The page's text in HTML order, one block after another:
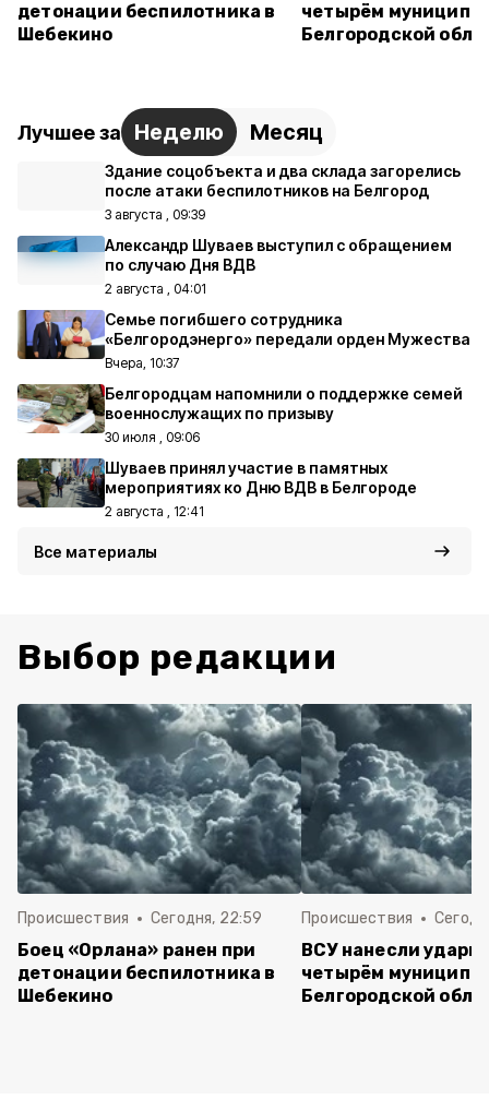
детонации беспилотника в
Шебекино
четырём
Белгородской
Лучшее за Неделю Месяц
Здание соцобъекта и два склада загорелись
после атаки беспилотников на Белгород
3 августа , 09:39
Александр Шуваев выступил с обращением
по случаю Дня ВДВ
2 августа , 04:01
Семье погибшего сотрудника
«Белгородэнерго» передали орден Мужества
Вчера, 10:37
Белгородцам напомнили о поддержке семей
военнослужащих по призыву
30 июля , 09:06
Шуваев принял участие в памятных
мероприятиях ко Дню ВДВ в Белгороде
2 августа , 12:41
Все материалы
Выбор редакции
Происшествия Сегодня, 22:59
Боец «Орлана» ранен при
детонации беспилотника в
Шебекино
Происшествия
ВСУ нанесли удары
четырём
Белгородской